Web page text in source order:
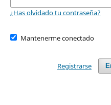
¿Has olvidado tu contraseña?
Mantenerme conectado
Registrarse